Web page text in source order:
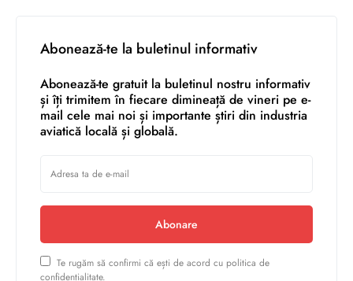
Abonează-te la buletinul informativ
Abonează-te gratuit la buletinul nostru informativ
și îți trimitem în fiecare dimineață de vineri pe e-
mail cele mai noi și importante știri din industria
aviatică locală și globală.
Abonare
Te rugăm să confirmi că ești de acord cu politica de
confidențialitate.